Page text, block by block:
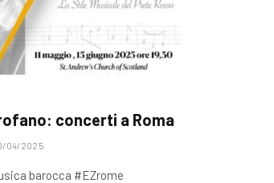
concerti a Roma
04/2025
barocca #EZrome